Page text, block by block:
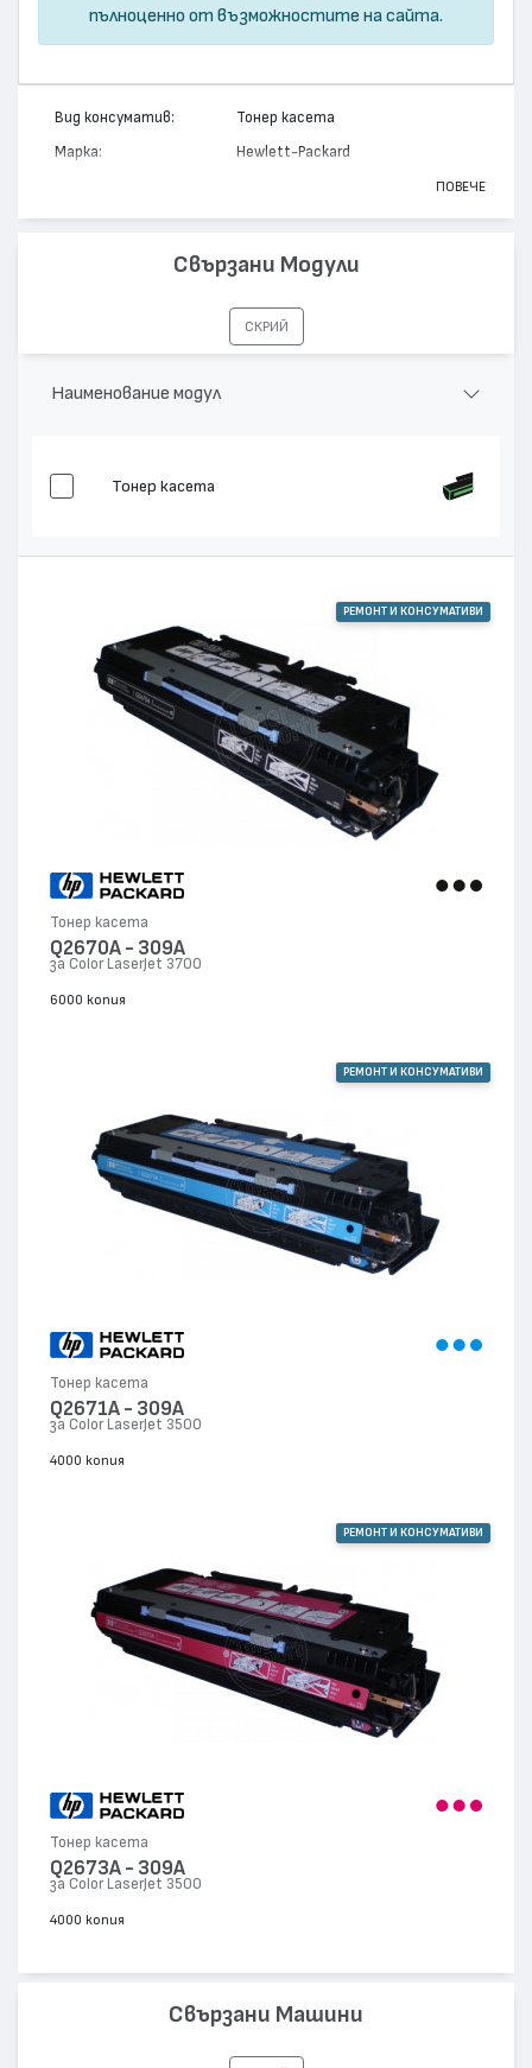
пълноценно от възможностите на сайта.
Вид консуматив: Тонер касета
Марка: Hewlett-Packard
Цвят: Жълт
3550
ПОВЕЧЕ
Свързани Модули
СКРИЙ
Наименование модул
Тонер касета
РЕМОНТ И КОНСУМАТИВИ
Тонер касета
Q2670A - 309A
за Color LaserJet 3700
6000 копия
РЕМОНТ И КОНСУМАТИВИ
Тонер касета
Q2671A - 309A
за Color LaserJet 3500
4000 копия
РЕМОНТ И КОНСУМАТИВИ
Тонер касета
Q2673A - 309A
за Color LaserJet 3500
4000 копия
Свързани Машини